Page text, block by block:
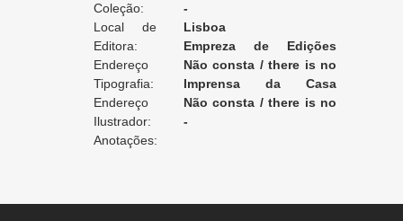
Volumes:
Coleção:
-
Local de
Edição:
Lisboa
Editora:
Empreza de Edições
Illustradas
Endereço
da Editora:
Não consta / there is no
record / non enregistré
Tipografia:
Imprensa da Casa
Editorial Hispano-americana
Endereço
da Tipografia:
Não consta / there is no
record / non enregistré
Ilustrador:
-
Anotações: